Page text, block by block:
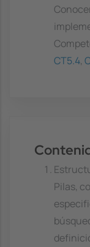
CT5.4,
Pilas,